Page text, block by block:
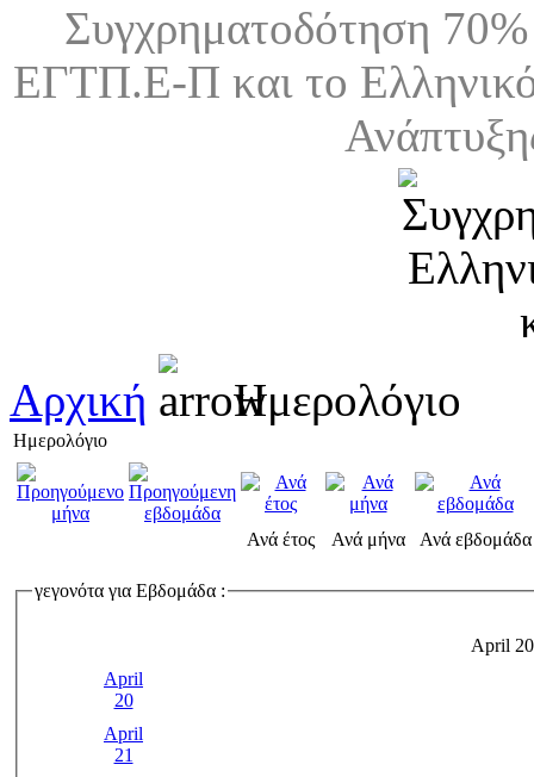
Συγχρηματοδότηση
ΕΓΤΠ.Ε-Π και το
Αρχική Ημερολόγιο
Ημερολόγιο
Ανά έτος Ανά μήνα Ανά εβδομάδα
γεγονότα για Εβδομάδα :
April
April
20
April
21